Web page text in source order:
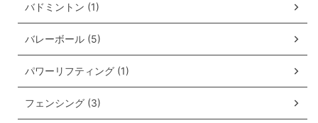
バドミントン (1)
バレーボール (5)
パワーリフティング (1)
フェンシング (3)